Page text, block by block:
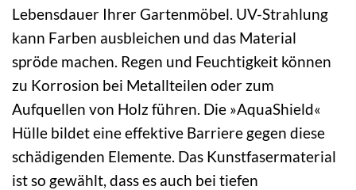
Lebensdauer Ihrer Gartenmöbel. UV-Strahlung
kann Farben ausbleichen und das Material
spröde machen. Regen und Feuchtigkeit können
zu Korrosion bei Metallteilen oder zum
Aufquellen von Holz führen. Die »AquaShield«
Hülle bildet eine effektive Barriere gegen diese
schädigenden Elemente. Das Kunstfasermaterial
ist so gewählt, dass es auch bei tiefen